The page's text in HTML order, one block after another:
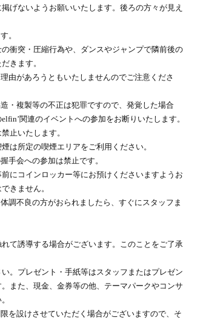
げないようお願いいたします。後ろの方々が見え
。
衝突・圧縮行為や、ダンスやジャンプで隣前後の
きます。
由があろうともいたしませんのでご注意くださ
・複製等の不正は犯罪ですので、発覚した場合
関連のイベントへの参加をお断りいたします。
止いたします。
は所定の喫煙エリアをご利用ください。
手会への参加は禁止です。
にコインロッカー等にお預けくださいますようお
きません。
調不良の方がおられましたら、すぐにスタッフま
て誘導する場合がございます。このことをご了承
。プレゼント・手紙等はスタッフまたはプレゼン
また、現金、金券等の他、テーマパークやコンサ
を設けさせていただく場合がございますので、そ